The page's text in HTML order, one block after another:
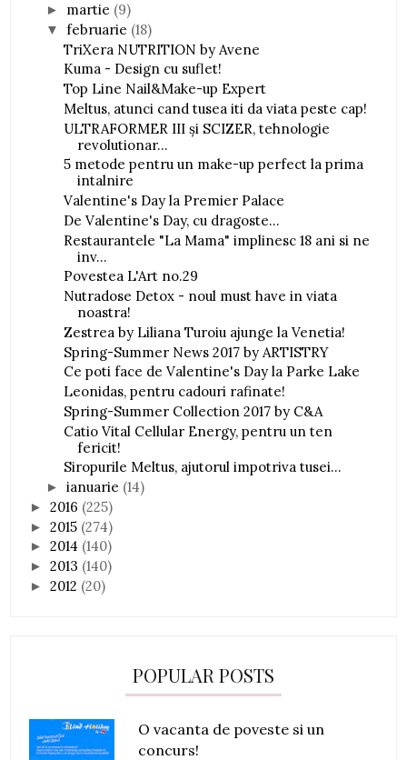
► martie (9)
▼februarie (18)
TriXera NUTRITION by Avene
Kuma - Design cu suflet!
Top Line Nail&Make-up Expert
Meltus, atunci cand tusea iti da viata peste cap!
ULTRAFORMER III și SCIZER, tehnologie
revolutionar...
5 metode pentru un make-up perfect la prima
intalnire
Valentine's Day la Premier Palace
De Valentine's Day, cu dragoste...
Restaurantele "La Mama" implinesc 18 ani si ne
inv...
Povestea L'Art no.29
Nutradose Detox - noul must have in viata
noastra!
Zestrea by Liliana Turoiu ajunge la Venetia!
Spring-Summer News 2017 by ARTISTRY
Ce poti face de Valentine's Day la Parke Lake
Leonidas, pentru cadouri rafinate!
Spring-Summer Collection 2017 by C&A
Catio Vital Cellular Energy, pentru un ten
fericit!
Siropurile Meltus, ajutorul impotriva tusei...
►ianuarie (14)
►2016 (225)
►2015 (274)
►2014 (140)
►2013 (140)
►2012 (20)
POPULAR POSTS
O vacanta de poveste si un
concurs!